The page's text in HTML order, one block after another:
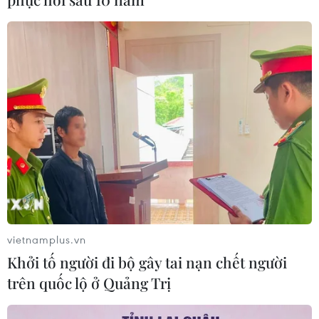
thu phí tại 5 Dự án cao tốc Bắc-Nam
Cao tốc Khánh Hoà-Buôn Ma Thuột
sẽ hoàn thành, khai thác trong năm
nay
05/08/2026 07:14
Sân bay Nội Bài cho xe biển vàng đón
trả, khách trước sảnh tại Nhà ga T1
05/08/2026 04:01
Lâm Đồng: Bám sát tiến độ để sân
bay Liên Khương mở cửa đúng hạn
vietnamplus.vn
Khởi tố người đi bộ gây tai nạn chết người
trên quốc lộ ở Quảng Trị